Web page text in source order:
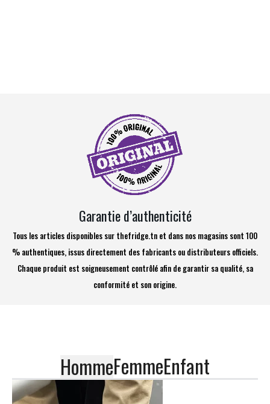
Garantie d’authenticité
Tous les articles disponibles sur thefridge.tn et dans nos magasins sont 100
% authentiques, issus directement des fabricants ou distributeurs officiels.
Chaque produit est soigneusement contrôlé afin de garantir sa qualité, sa
conformité et son origine.
HommeFemmeEnfant